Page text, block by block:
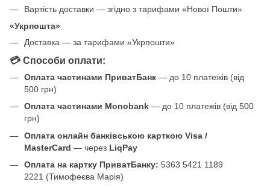
Вартість доставки — згідно з тарифами «Нової Пошти»
«Укрпошта»
Доставка — за тарифами «Укрпошти»
💳 Способи оплати:
Оплата частинами ПриватБанк — до 10 платежів (від
500 грн)
Оплата частинами Monobank — до 10 платежів (від 500
грн)
Оплата онлайн банківською карткою Visa /
MasterCard — через LiqPay
Оплата на картку ПриватБанку: 5363 5421 1189
2221 (Тимофеєва Марія)